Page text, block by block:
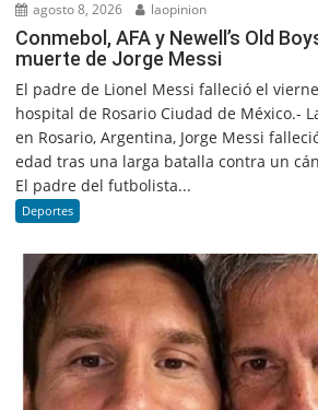
agosto 8, 2026 laopinion
Conmebol, AFA y Newell’s Old
muerte de Jorge Messi
El padre de Lionel Messi falleció el
hospital de Rosario Ciudad de México.-
en Rosario, Argentina, Jorge Messi
edad tras una larga batalla contra un
El padre del futbolista...
Deportes